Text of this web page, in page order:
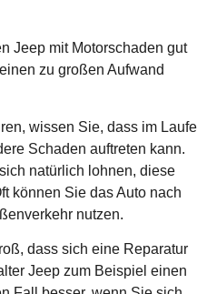
Jeep mit Motorschaden gut
zu großen Aufwand
wissen Sie, dass im Laufe
Schaden auftreten kann.
natürlich lohnen, diese
können Sie das Auto nach
nutzen.
dass sich eine Reparatur
Jeep zum Beispiel einen